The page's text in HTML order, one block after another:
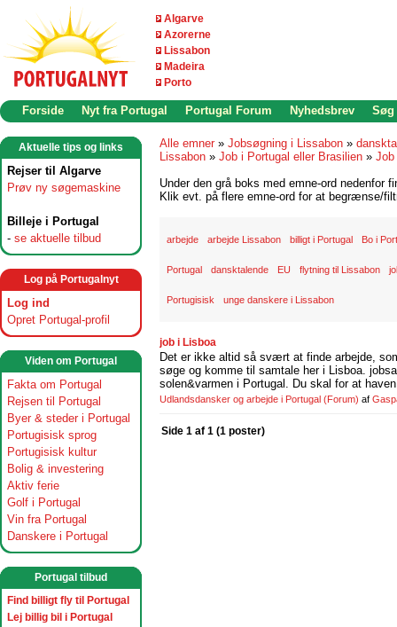
Algarve
Azorerne
Lissabon
Madeira
Porto
Forside Nyt fra Portugal Portugal Forum Nyhedsbrev Søg
Aktuelle tips og links
Rejser til Algarve
Prøv ny søgemaskine
Billeje i Portugal
- se aktuelle tilbud
Log på Portugalnyt
Log ind
Opret Portugal-profil
Viden om Portugal
Fakta om Portugal
Rejsen til Portugal
Byer & steder i Portugal
Portugisisk sprog
Portugisisk kultur
Bolig & investering
Aktiv ferie
Golf i Portugal
Vin fra Portugal
Danskere i Portugal
Portugal tilbud
Find billigt fly til Portugal
Lej billig bil i Portugal
Alle emner » Jobsøgning i Lissabon »
Lissabon » Job i Portugal eller Brasilien » Job
Under den grå boks med emne-ord nedenfor
Klik evt. på flere emne-ord for at begrænse/
arbejde arbejde Lissabon billigt i Portugal Bo i
Portugal dansktalende EU flytning til Lissabon
Portugisisk unge danskere i Lissabon
job i Lisboa
Det er ikke altid så svært at finde arbejde,
søge og komme til samtale her i Lisboa.
solen&varmen i Portugal. Du skal for at
Udlandsdansker og arbejde i Portugal (Forum) af
Side 1 af 1 (1 poster)